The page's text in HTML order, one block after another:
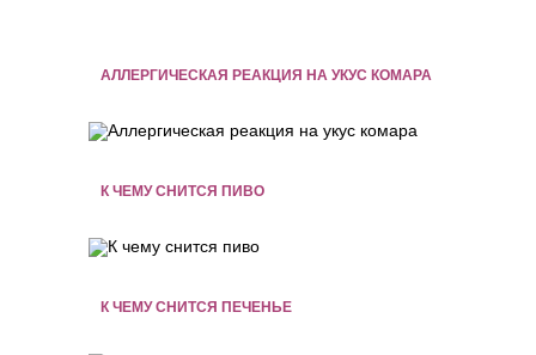
АЛЛЕРГИЧЕСКАЯ РЕАКЦИЯ НА УКУС КОМАРА
К ЧЕМУ СНИТСЯ ПИВО
К ЧЕМУ СНИТСЯ ПЕЧЕНЬЕ